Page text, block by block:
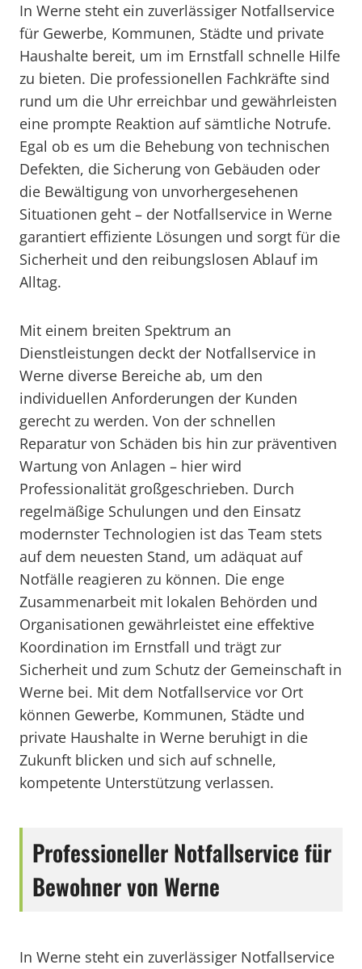
In Werne steht ein zuverlässiger Notfallservice
für Gewerbe, Kommunen, Städte und private
Haushalte bereit, um im Ernstfall schnelle Hilfe
zu bieten. Die professionellen Fachkräfte sind
rund um die Uhr erreichbar und gewährleisten
eine prompte Reaktion auf sämtliche Notrufe.
Egal ob es um die Behebung von technischen
Defekten, die Sicherung von Gebäuden oder
die Bewältigung von unvorhergesehenen
Situationen geht – der Notfallservice in Werne
garantiert effiziente Lösungen und sorgt für die
Sicherheit und den reibungslosen Ablauf im
Alltag.
Mit einem breiten Spektrum an
Dienstleistungen deckt der Notfallservice in
Werne diverse Bereiche ab, um den
individuellen Anforderungen der Kunden
gerecht zu werden. Von der schnellen
Reparatur von Schäden bis hin zur präventiven
Wartung von Anlagen – hier wird
Professionalität großgeschrieben. Durch
regelmäßige Schulungen und den Einsatz
modernster Technologien ist das Team stets
auf dem neuesten Stand, um adäquat auf
Notfälle reagieren zu können. Die enge
Zusammenarbeit mit lokalen Behörden und
Organisationen gewährleistet eine effektive
Koordination im Ernstfall und trägt zur
Sicherheit und zum Schutz der Gemeinschaft in
Werne bei. Mit dem Notfallservice vor Ort
können Gewerbe, Kommunen, Städte und
private Haushalte in Werne beruhigt in die
Zukunft blicken und sich auf schnelle,
kompetente Unterstützung verlassen.
Professioneller Notfallservice für
Bewohner von Werne
In Werne steht ein zuverlässiger Notfallservice